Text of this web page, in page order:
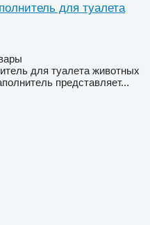
для туалета
для туалета животных
представляет...